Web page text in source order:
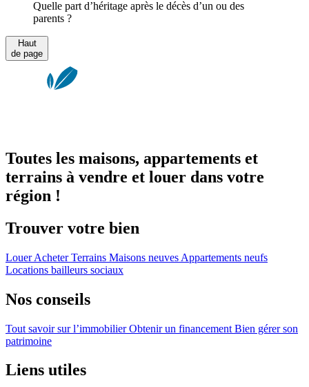
Quelle part d’héritage après le décès d’un ou des
parents ?
Haut
de page
Toutes les maisons, appartements et
terrains à vendre et louer dans votre
région !
Trouver votre bien
LouerAcheterTerrains Maisons neuves Appartements neufs
Locations bailleurs sociaux
Nos conseils
Tout savoir sur l’immobilierObtenir un financement Bien gérer son
patrimoine
Liens utiles